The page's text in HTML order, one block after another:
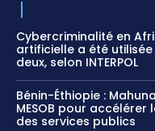
Cybercriminalité en
artificielle a été
deux, selon INTERPOL
Bénin-Éthiopie :
MESOB pour
des services publics